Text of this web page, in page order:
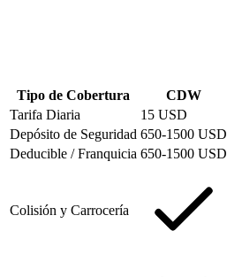
Tipo de Cobertura CDW
Tarifa Diaria
15 USD
Depósito de Seguridad 650-1500 USD
Deducible / Franquicia 650-1500 USD
Colisión y Carrocería